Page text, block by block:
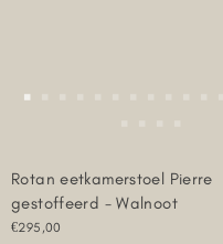
Rotan eetkamerstoel Pierre
gestoffeerd - Walnoot
Aanbiedingsprijs
€295,00